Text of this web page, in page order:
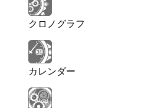
クロノグラフ
カレンダー